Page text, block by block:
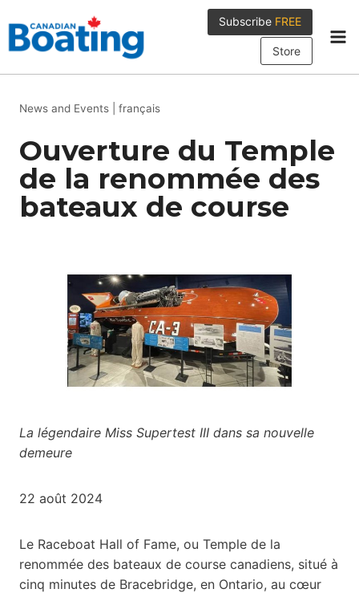
to
content
Subscribe FREE
Store
News and Events français
Ouverture du Temple
de la renommée des
bateaux de course
La légendaire Miss Supertest III dans sa nouvelle
demeure
22 août 2024
Le Raceboat Hall of Fame, ou Temple de la
renommée des bateaux de course canadiens, situé à
cinq minutes de Bracebridge, en Ontario, au cœur